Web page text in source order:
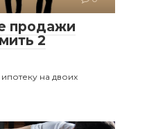
продажи
2
на двоих